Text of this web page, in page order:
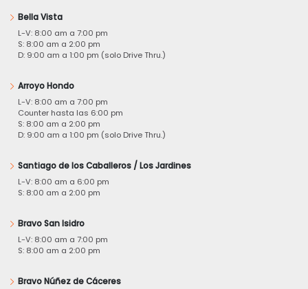
Bella Vista
L-V: 8:00 am a 7:00 pm
S: 8:00 am a 2:00 pm
D: 9:00 am a 1:00 pm (solo Drive Thru.)
Arroyo Hondo
L-V: 8:00 am a 7:00 pm
Counter hasta las 6:00 pm
S: 8:00 am a 2:00 pm
D: 9:00 am a 1:00 pm (solo Drive Thru.)
Santiago de los Caballeros / Los Jardines
L-V: 8:00 am a 6:00 pm
S: 8:00 am a 2:00 pm
Bravo San Isidro
L-V: 8:00 am a 7:00 pm
S: 8:00 am a 2:00 pm
Bravo Núñez de Cáceres